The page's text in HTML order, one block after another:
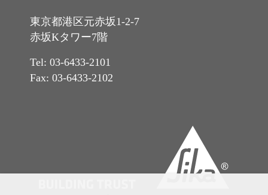
東京都港区元赤坂1-2-7
赤坂Kタワー7階
Tel: 03-6433-2101
Fax: 03-6433-2102